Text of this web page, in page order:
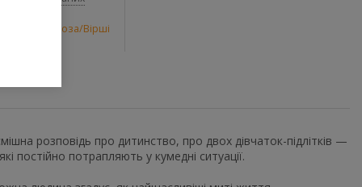
Сучасна проза/Вірші
розповідь про дитинство, про двох дівчаток-підлітків —
постійно потрапляють у кумедні ситуації.